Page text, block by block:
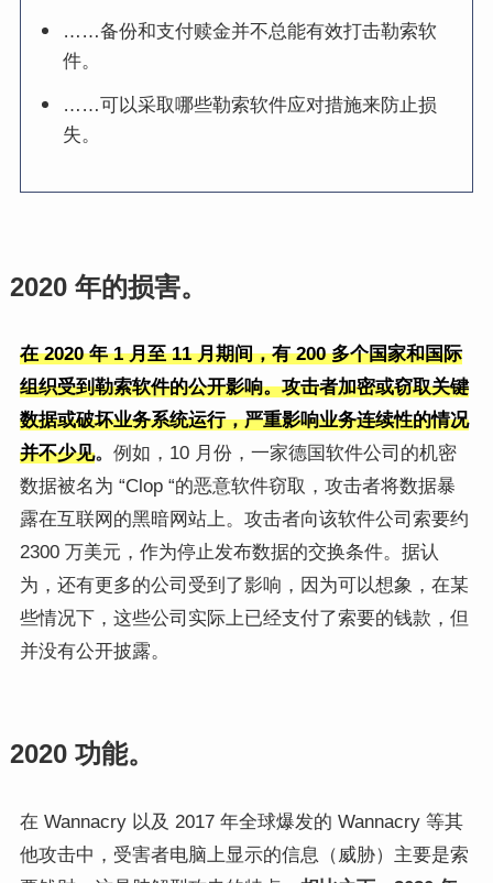
……备份和支付赎金并不总能有效打击勒索软
件。
……可以采取哪些勒索软件应对措施来防止损
失。
2020 年的损害。
在 2020 年 1 月至 11 月期间，有 200 多个国家和国际
组织受到勒索软件的公开影响。攻击者加密或窃取关键
数据或破坏业务系统运行，严重影响业务连续性的情况
并不少见。 例如，10 月份，一家德国软件公司的机密
数据被名为 “Clop “的恶意软件窃取，攻击者将数据暴
露在互联网的黑暗网站上。攻击者向该软件公司索要约
2300 万美元，作为停止发布数据的交换条件。据认
为，还有更多的公司受到了影响，因为可以想象，在某
些情况下，这些公司实际上已经支付了索要的钱款，但
并没有公开披露。
2020 功能。
在 Wannacry 以及 2017 年全球爆发的 Wannacry 等其
他攻击中，受害者电脑上显示的信息（威胁）主要是索